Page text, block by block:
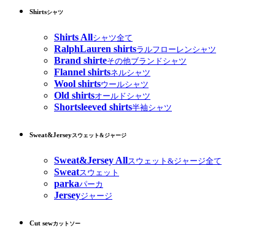
Shirtsシャツ
Shirts Allシャツ全て
RalphLauren shirtsラルフローレンシャツ
Brand shirteその他ブランドシャツ
Flannel shirtsネルシャツ
Wool shirtsウールシャツ
Old shirtsオールドシャツ
Shortsleeved shirts半袖シャツ
Sweat&Jerseyスウェット&ジャージ
Sweat&Jersey Allスウェット&ジャージ全て
Sweatスウェット
parkaパーカ
Jerseyジャージ
Cut sewカットソー